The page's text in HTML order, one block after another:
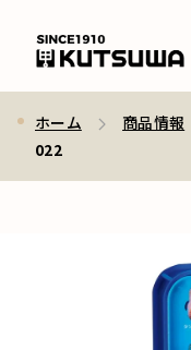
ホーム 商品情報
022